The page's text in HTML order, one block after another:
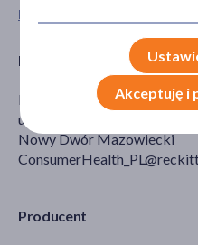
Pokaż wszystkie produkty
Podmiot odpowiedzialny
RECKITT BECKINSER
ul.Okunin 1
Nowy Dwór Mazowiecki
Producent
Akceptuję i